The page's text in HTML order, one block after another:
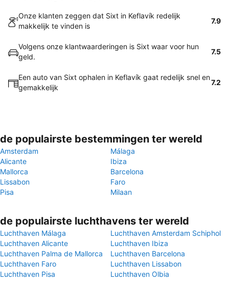
Onze klanten zeggen dat Sixt in Keflavík redelijk
makkelijk te vinden is
7.9
Volgens onze klantwaarderingen is Sixt waar voor hun
geld.
7.5
Een auto van Sixt ophalen in Keflavík gaat redelijk snel en
gemakkelijk
7.2
de populairste bestemmingen ter wereld
Amsterdam
Málaga
Alicante
Ibiza
Mallorca
Barcelona
Lissabon
Faro
Pisa
Milaan
de populairste luchthavens ter wereld
Luchthaven Málaga
Luchthaven Amsterdam Schiphol
Luchthaven Alicante
Luchthaven Ibiza
Luchthaven Palma de Mallorca
Luchthaven Barcelona
Luchthaven Faro
Luchthaven Lissabon
Luchthaven Pisa
Luchthaven Olbia